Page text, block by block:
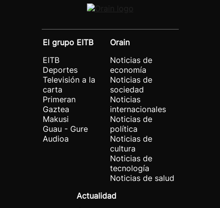
El grupo EITB
EITB
Deportes
Televisión a la
carta
Primeran
Gaztea
Makusi
Guau - Gure
Audioa
Orain
Noticias de
economía
Noticias de
sociedad
Noticias
internacionales
Noticias de
política
Noticias de
cultura
Noticias de
tecnología
Noticias de salud
Actualidad